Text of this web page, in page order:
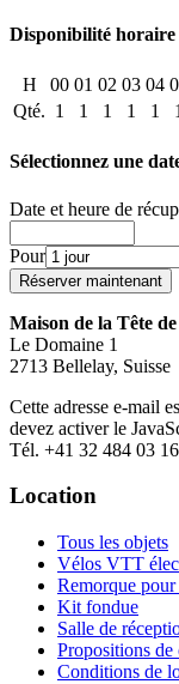
Disponibilité horaire
H 00 01 02 03 04
Qté. 1 1 1 1 1 1
Sélectionnez une
Date et heure de
Pour
Maison de la Tête
Le Domaine 1
2713 Bellelay, Suisse
Cette adresse e-mail
devez activer le
Tél. +41 32 484 03 16
Location
Tous les objets
Vélos VTT
Remorque pour
Kit fondue
Salle de
Propositions de
Conditions de